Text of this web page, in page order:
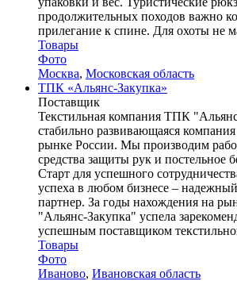
продолжительных походов важно
прилегание к спине. Для охоты не
Товары
Фото
Москва, Московская область
ТПК «Альянс-Закупка»
Поставщик
Текстильная компания ТПК
стабильно развивающаяся
рынке России. Мы производим
средства защиты рук и постельное
Старт для успешного
успеха в любом бизнесе –
партнер. За годы нахождения на
"Альянс-Закупка" успела
успешным поставщиком
Товары
Фото
Иваново, Ивановская область